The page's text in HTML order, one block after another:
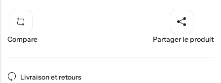
Compare Partager le produit
Livraison et retours